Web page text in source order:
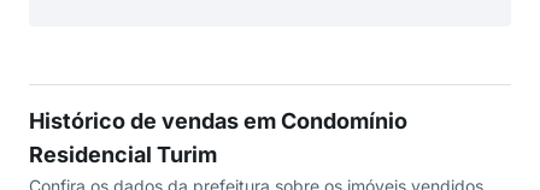
Histórico de vendas em Condomínio
Residencial Turim
Confira os dados da prefeitura sobre os imóveis vendidos